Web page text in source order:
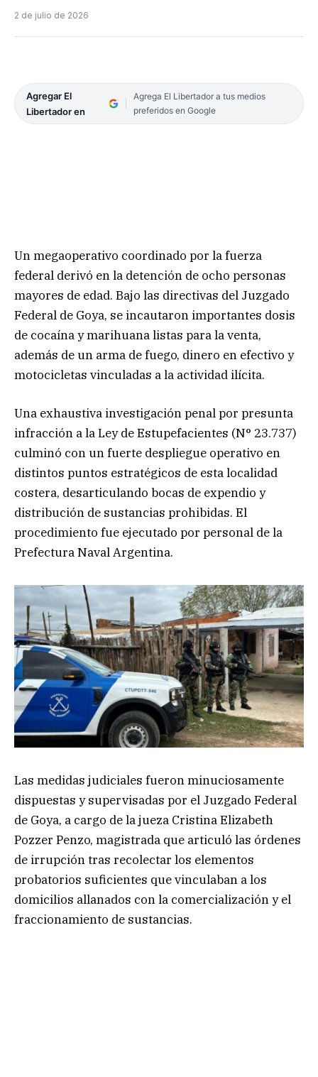
2 de julio de 2026
Agregar El
Libertador en
Agrega El Libertador a tus medios
preferidos en Google
Un megaoperativo coordinado por la fuerza
federal derivó en la detención de ocho personas
mayores de edad. Bajo las directivas del Juzgado
Federal de Goya, se incautaron importantes dosis
de cocaína y marihuana listas para la venta,
además de un arma de fuego, dinero en efectivo y
motocicletas vinculadas a la actividad ilícita.
Una exhaustiva investigación penal por presunta
infracción a la Ley de Estupefacientes (N° 23.737)
culminó con un fuerte despliegue operativo en
distintos puntos estratégicos de esta localidad
costera, desarticulando bocas de expendio y
distribución de sustancias prohibidas. El
procedimiento fue ejecutado por personal de la
Prefectura Naval Argentina.
Las medidas judiciales fueron minuciosamente
dispuestas y supervisadas por el Juzgado Federal
de Goya, a cargo de la jueza Cristina Elizabeth
Pozzer Penzo, magistrada que articuló las órdenes
de irrupción tras recolectar los elementos
probatorios suficientes que vinculaban a los
domicilios allanados con la comercialización y el
fraccionamiento de sustancias.